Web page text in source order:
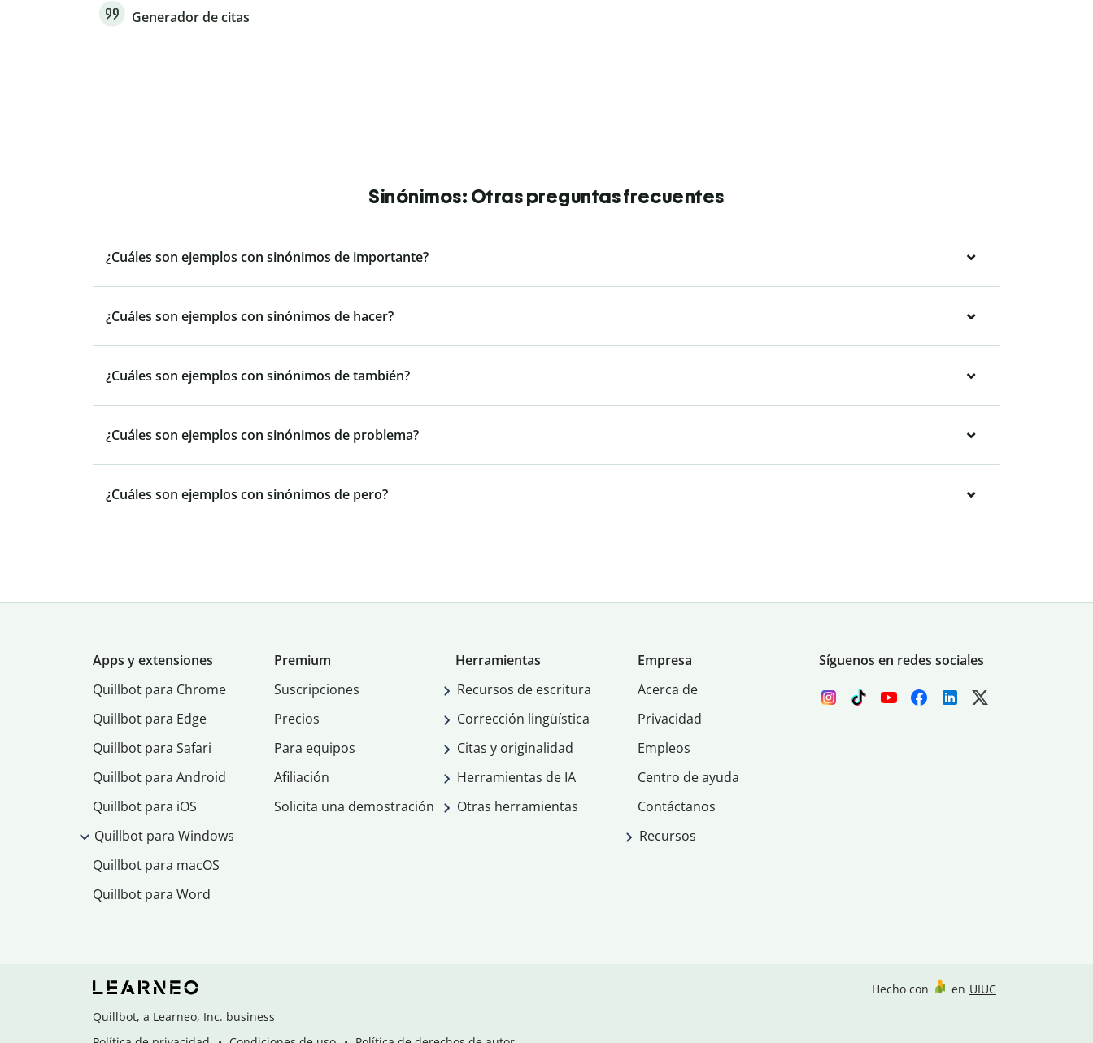
Generador de citas
Sinónimos: Otras preguntas frecuentes
¿Cuáles son ejemplos con sinónimos de importante?
¿Cuáles son ejemplos con sinónimos de hacer?
¿Cuáles son ejemplos con sinónimos de también?
¿Cuáles son ejemplos con sinónimos de problema?
¿Cuáles son ejemplos con sinónimos de pero?
Apps y extensiones
Quillbot para Chrome
Quillbot para Edge
Quillbot para Safari
Quillbot para Android
Quillbot para iOS
Quillbot para Windows
Quillbot para macOS
Quillbot para Word
Premium
Suscripciones
Precios
Para equipos
Afiliación
Solicita una demostración
Herramientas
Recursos de escritura
Corrección lingüística
Citas y originalidad
Herramientas de IA
Otras herramientas
Empresa
Acerca de
Privacidad
Empleos
Centro de ayuda
Contáctanos
Recursos
Síguenos en redes sociales
Quillbot, a Learneo, Inc. business
Hecho con en UIUC